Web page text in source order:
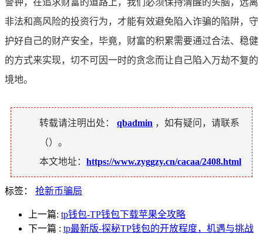
非法和高风险的投资行为，才能有效避免陷入诈骗的陷阱，守
护好自己的财产安全，毕竟，财富的积累需要通过合法、稳健
的方式来实现，切不可因一时的贪念而让自己陷入万劫不复的
境地。
转载请注明出处： qbadmin ，如有疑问，请联系
（）。
本文地址： https://www.zyggzy.cn/cacaa/2408.html
标签： 抢新币骗局
上一篇: tp钱包-TP钱包下载苹果全攻略
下一篇 : tp最新版-探秘TP钱包的开放程度，机遇与挑战